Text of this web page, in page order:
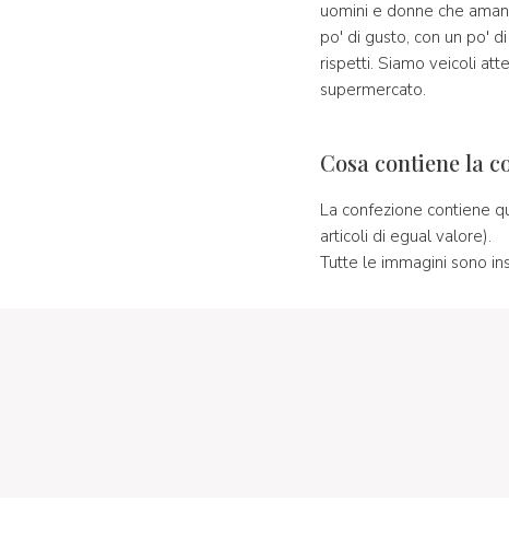
uomini e donne che
po' di gusto, con un po'
rispetti. Siamo veicoli
supermercato.
Cosa contiene la
La confezione contiene
articoli di egual valore).
Tutte le immagini sono